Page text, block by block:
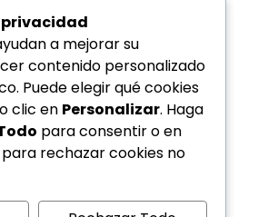
privacidad
a mejorar su
contenido personalizado
Puede elegir qué cookies
clic en Personalizar. Haga
para consentir o en
para rechazar cookies no